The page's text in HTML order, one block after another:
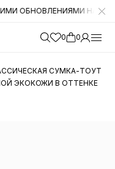
НА САЙТЕ. А
0 0
СУМКА-ТОУТ
ЭКОКОЖИ В ОТТЕНКЕ